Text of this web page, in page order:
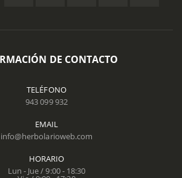
DE CONTACTO
TELÉFONO
943 099 932
EMAIL
info@herbolarioweb.com
HORARIO
Lun - Jue / 9:00 - 18:30